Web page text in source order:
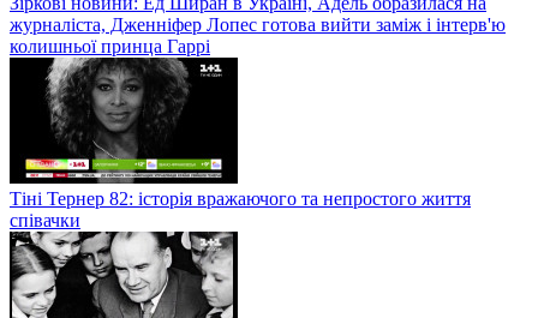
журналіста, Дженніфер Лопес готова вийти заміж і інтерв'ю
колишньої принца Гаррі
Тіні Тернер 82: історія вражаючого та непростого життя
співачки